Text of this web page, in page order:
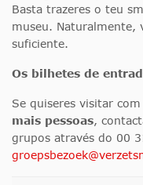
Basta trazeres o teu
museu. Naturalmente,
suficiente.
Os bilhetes de
Se quiseres visitar
mais pessoas,
grupos através do 00